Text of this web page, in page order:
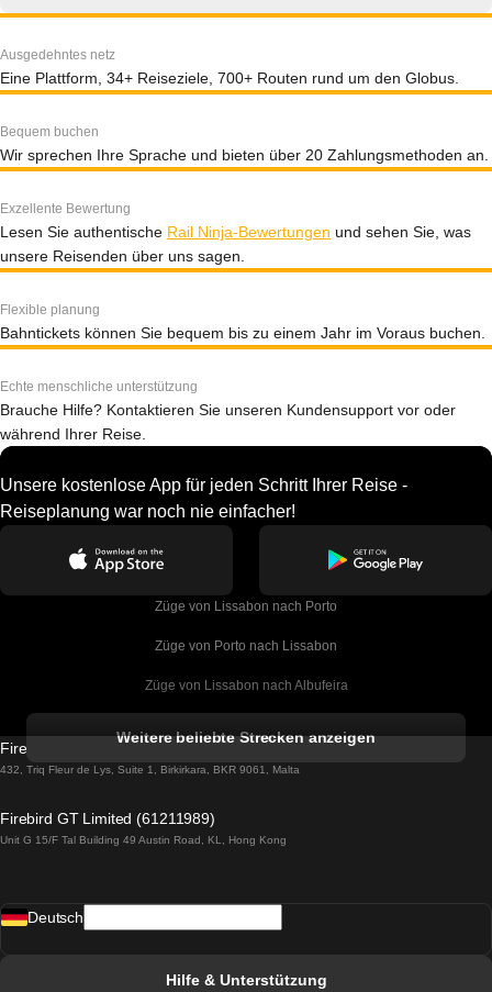
Ausgedehntes netz
Eine Plattform, 34+ Reiseziele, 700+ Routen rund um den Globus.
Bequem buchen
Wir sprechen Ihre Sprache und bieten über 20 Zahlungsmethoden an.
Exzellente Bewertung
Lesen Sie authentische Rail Ninja-Bewertungen und sehen Sie, was
unsere Reisenden über uns sagen.
Flexible planung
Bahntickets können Sie bequem bis zu einem Jahr im Voraus buchen.
Echte menschliche unterstützung
Brauche Hilfe? Kontaktieren Sie unseren Kundensupport vor oder
während Ihrer Reise.
Unsere kostenlose App für jeden Schritt Ihrer Reise -
Reiseplanung war noch nie einfacher!
Züge von Lissabon nach Porto
Züge von Porto nach Lissabon
Züge von Lissabon nach Albufeira
Züge von Lissabon nach Lagos
Züge von Lissabon nach Madrid
Weitere beliebte Strecken anzeigen
Firebird GT Limited (OC 1451)
432, Triq Fleur de Lys, Suite 1, Birkirkara, BKR 9061, Malta
Firebird GT Limited (61211989)
Unit G 15/F Tal Building 49 Austin Road, KL, Hong Kong
Deutsch
Hilfe & Unterstützung